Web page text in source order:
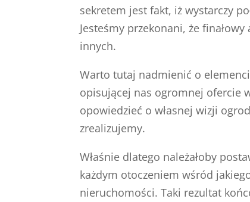
sekretem jest fakt, iż wystarczy
Jesteśmy przekonani, że
innych.
Warto tutaj nadmienić o
opisującej nas ogromnej ofercie
opowiedzieć o własnej wizji
zrealizujemy.
Właśnie dlatego należałoby
każdym otoczeniem wśród
nieruchomości. Taki rezultat